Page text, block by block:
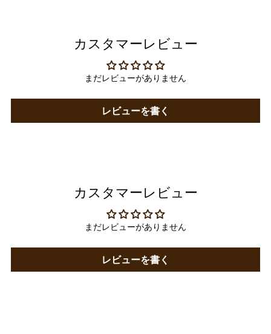
カスタマーレビュー
まだレビューがありません
レビューを書く
カスタマーレビュー
まだレビューがありません
レビューを書く